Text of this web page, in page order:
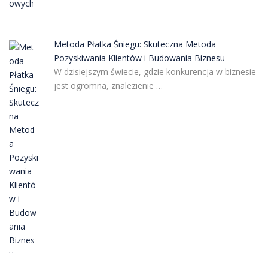
Metoda Płatka Śniegu: Skuteczna Metoda
Pozyskiwania Klientów i Budowania Biznesu
W dzisiejszym świecie, gdzie konkurencja w biznesie
jest ogromna, znalezienie …